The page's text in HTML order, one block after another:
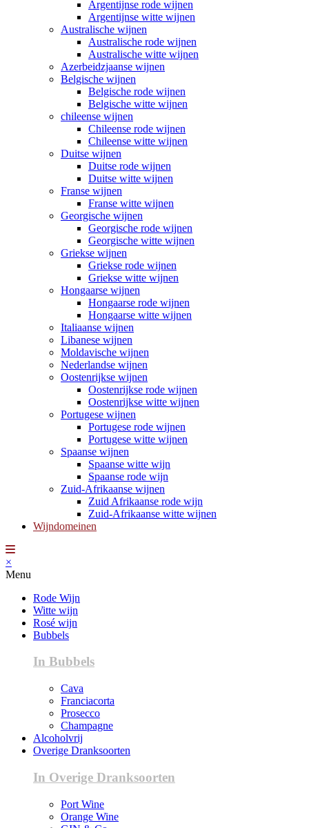
Argentijnse rode wijnen
Argentijnse witte wijnen
Australische wijnen
Australische rode wijnen
Australische witte wijnen
Azerbeidzjaanse wijnen
Belgische wijnen
Belgische rode wijnen
Belgische witte wijnen
chileense wijnen
Chileense rode wijnen
Chileense witte wijnen
Duitse wijnen
Duitse rode wijnen
Duitse witte wijnen
Franse wijnen
Franse witte wijnen
Georgische wijnen
Georgische rode wijnen
Georgische witte wijnen
Griekse wijnen
Griekse rode wijnen
Griekse witte wijnen
Hongaarse wijnen
Hongaarse rode wijnen
Hongaarse witte wijnen
Italiaanse wijnen
Libanese wijnen
Moldavische wijnen
Nederlandse wijnen
Oostenrijkse wijnen
Oostenrijkse rode wijnen
Oostenrijkse witte wijnen
Portugese wijnen
Portugese rode wijnen
Portugese witte wijnen
Spaanse wijnen
Spaanse witte wijn
Spaanse rode wijn
Zuid-Afrikaanse wijnen
Zuid Afrikaanse rode wijn
Zuid-Afrikaanse witte wijnen
Wijndomeinen
×
Menu
Rode Wijn
Witte wijn
Rosé wijn
Bubbels
In Bubbels
Cava
Franciacorta
Prosecco
Champagne
Alcoholvrij
Overige Dranksoorten
In Overige Dranksoorten
Port Wine
Orange Wine